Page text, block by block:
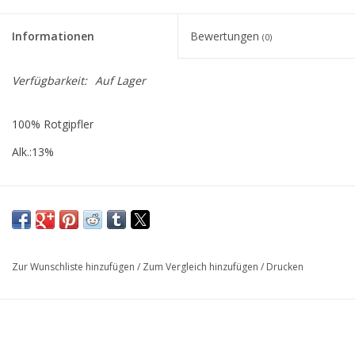
Informationen Bewertungen (0)
Verfügbarkeit: Auf Lager
100% Rotgipfler
Alk.:13%
Zur Wunschliste hinzufügen / Zum Vergleich hinzufügen / Drucken